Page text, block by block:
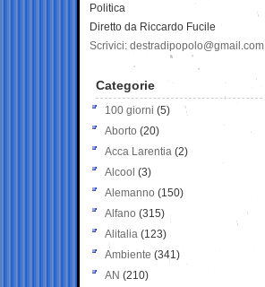
Politica
Diretto da Riccardo Fucile
Scrivici: destradipopolo@gmail.com
Categorie
100 giorni (5)
Aborto (20)
Acca Larentia (2)
Alcool (3)
Alemanno (150)
Alfano (315)
Alitalia (123)
Ambiente (341)
AN (210)